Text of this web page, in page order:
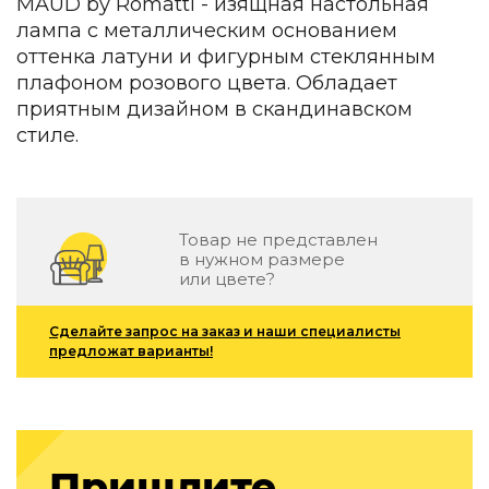
Детская мебель
Уличная и садовая мебель
Фитнес и wellness-оборудование
Коллекции
ROOM — Modern
INTERRA — Soft Modern
Подбор, производство и комплектация по вашему
Декор
По типу
Для кухни
Зеркала
Вентиляторы
Ковры
лампа с металлическим основанием
оттенка латуни и фигурным стеклянным
плафоном розового цвета. Обладает
приятным дизайном в скандинавском
стиле.
Товар не представлен
в нужном размере
или цвете?
Сделайте запрос на заказ и наши специалисты
предложат варианты!